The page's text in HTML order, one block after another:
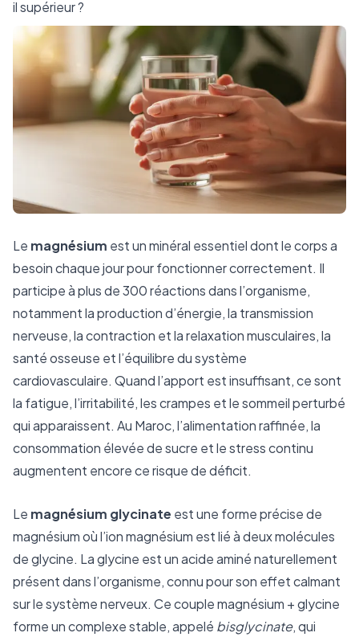
il supérieur ?
Le magnésium est un minéral essentiel dont le corps a
besoin chaque jour pour fonctionner correctement. Il
participe à plus de 300 réactions dans l’organisme,
notamment la production d’énergie, la transmission
nerveuse, la contraction et la relaxation musculaires, la
santé osseuse et l’équilibre du système
cardiovasculaire. Quand l’apport est insuffisant, ce sont
la fatigue, l’irritabilité, les crampes et le sommeil perturbé
qui apparaissent. Au Maroc, l’alimentation raffinée, la
consommation élevée de sucre et le stress continu
augmentent encore ce risque de déficit.
Le magnésium glycinate est une forme précise de
magnésium où l’ion magnésium est lié à deux molécules
de glycine. La glycine est un acide aminé naturellement
présent dans l’organisme, connu pour son effet calmant
sur le système nerveux. Ce couple magnésium + glycine
forme un complexe stable, appelé bisglycinate, qui